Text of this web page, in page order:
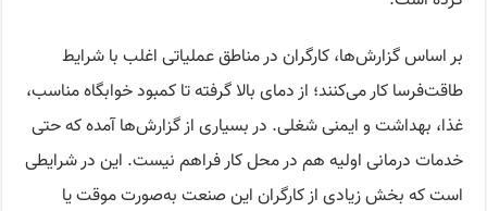
بر اساس گزارش‌ها، کارگران در مناطق عملیاتی اغلب با شرایط
طاقت‌فرسا کار می‌کنند؛ از دمای بالا گرفته تا کمبود خوابگاه مناسب،
غذا، بهداشت و ایمنی شغلی. در بسیاری از گزارش‌ها آمده که حتی
خدمات درمانی اولیه هم در محل کار فراهم نیست. این در شرایطی
است که بخش زیادی از کارگران این صنعت به‌صورت موقت یا